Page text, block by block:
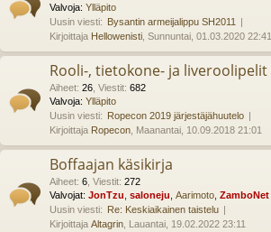
Valvoja: Ylläpito
Uusin viesti: Bysantin armeijalippu SH2011
Kirjoittaja Hellowenisti , Sunnuntai, 01.03.2020 22:41
Rooli-, tietokone- ja liveroolipelit
Aiheet: 26 Viestit: 682
Valvoja: Ylläpito
Uusin viesti: Ropecon 2019 järjestäjähuutelo
Kirjoittaja Ropecon , Maanantai, 10.09.2018 21:01
Boffaajan käsikirja
Aiheet: 6 Viestit: 272
Valvojat: JonTzu saloneju Aarimoto ZamboNet
Uusin viesti: Re: Keskiaikainen taistelu
Kirjoittaja Altagrin , Lauantai, 19.02.2022 23:11